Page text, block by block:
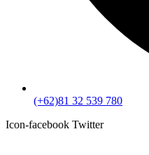
(+62)81 32 539 780
Icon-facebook Twitter